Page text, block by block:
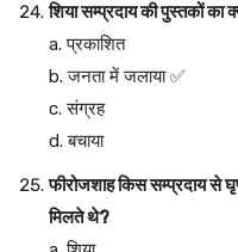
शिया सम्प्रदाय की पुस्तकों का
a. प्रकाशित
b. जनता में जलाया ✅
c. संग्रह
d. बचाया
फीरोजशाह किस सम्प्रदाय से
मिलते थे?